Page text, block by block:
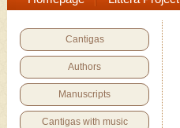
Cantigas
Authors
Manuscripts
Cantigas with music